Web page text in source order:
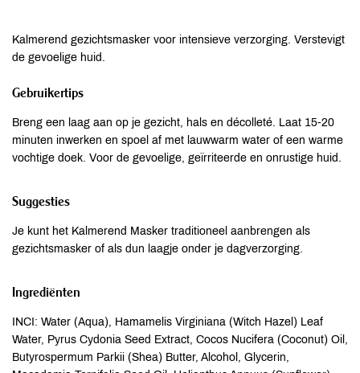
Kalmerend gezichtsmasker voor intensieve verzorging. Verstevigt
de gevoelige huid.
Gebruikertips
Breng een laag aan op je gezicht, hals en décolleté. Laat 15-20
minuten inwerken en spoel af met lauwwarm water of een warme
vochtige doek. Voor de gevoelige, geïrriteerde en onrustige huid.
Suggesties
Je kunt het Kalmerend Masker traditioneel aanbrengen als
gezichtsmasker of als dun laagje onder je dagverzorging.
Ingrediënten
INCI: Water (Aqua), Hamamelis Virginiana (Witch Hazel) Leaf
Water, Pyrus Cydonia Seed Extract, Cocos Nucifera (Coconut) Oil,
Butyrospermum Parkii (Shea) Butter, Alcohol, Glycerin,